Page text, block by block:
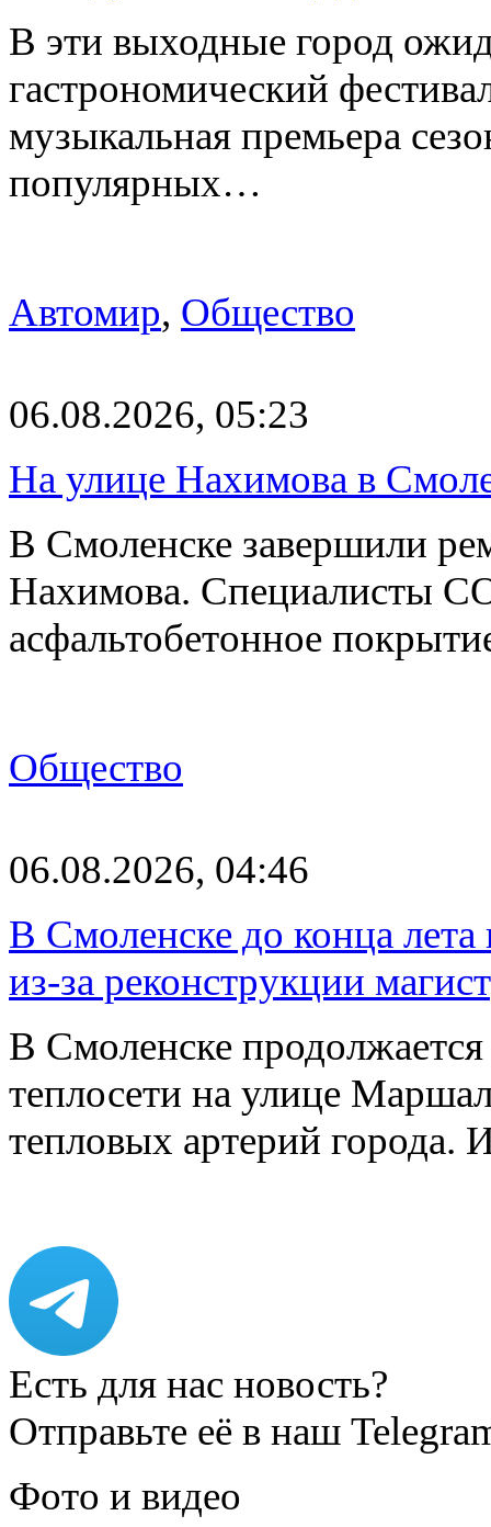
В эти выходные город
гастрономический
музыкальная премьера
популярных…
Автомир, Общество
06.08.2026, 05:23
На улице Нахимова в
В Смоленске завершили
Нахимова. Специалисты
асфальтобетонное
Общество
06.08.2026, 04:46
В Смоленске до конца
из-за реконструкции
В Смоленске
теплосети на улице
тепловых артерий
Есть для нас новость?
Отправьте её в наш
Фото и видео